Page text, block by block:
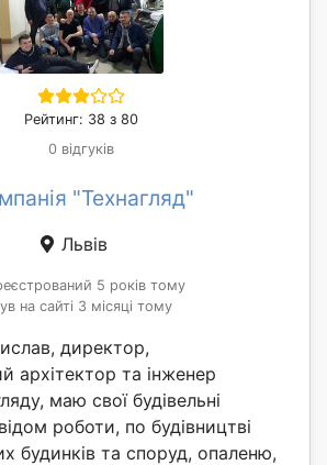
Рейтинг: 38 з 80
0 відгуків
"Технагляд"
Львів
5 років тому
на сайті 3 місяці тому
директор,
архітектор та інженер
маю свої будівельні
роботи, по будівництві
будинків та споруд, опаленю,